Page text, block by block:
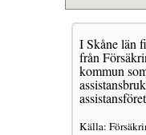
I Skåne län
från
kommun
Källa: